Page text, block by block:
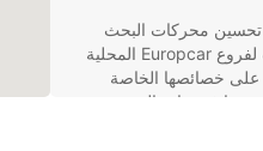
محركات البحث
(SEO)، ستقوم بإنشاء محتوى جاذب لفروع Europcar المحلية
خصائصها الخاصة